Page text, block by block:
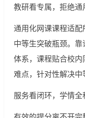
教研看专属，拒绝通
通用化网课课程适
中等生突破瓶颈。
体系，课程贴合校
难点，针对性解决中
服务看闭环，学情全